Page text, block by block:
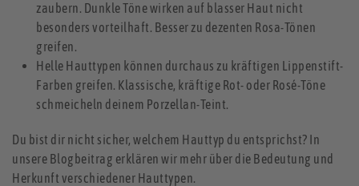
zaubern. Dunkle Töne wirken auf blasser Haut nicht
besonders vorteilhaft. Besser zu dezenten Rosa-Tönen
greifen.
Helle Hauttypen können durchaus zu kräftigen Lippenstift-
Farben greifen. Klassische, kräftige Rot- oder Rosé-Töne
schmeicheln deinem Porzellan-Teint.
Du bist dir nicht sicher, welchem Hauttyp du entsprichst? In
unsere Blogbeitrag erklären wir mehr über die Bedeutung und
Herkunft verschiedener Hauttypen.